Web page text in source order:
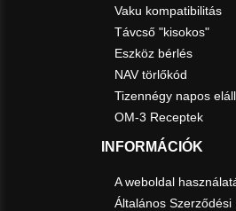
Vaku kompatibilitás
Távcső "kisokos"
Eszköz bérlés
NAV törlőkód
Tizennégy napos
OM-3 Receptek
INFORMÁCIÓK
A weboldal
Általános Szerződési